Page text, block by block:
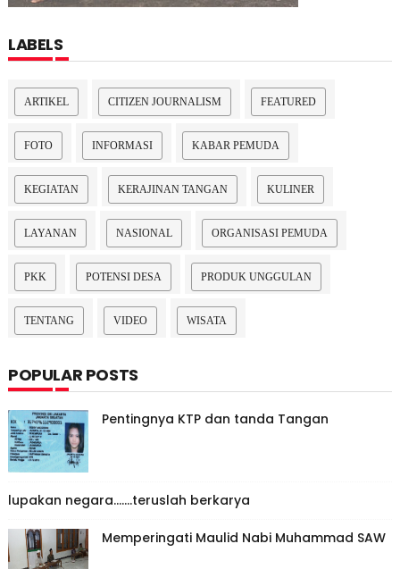
LABELS
ARTIKEL CITIZEN JOURNALISM FEATURED
FOTO INFORMASI KABAR PEMUDA
KEGIATAN KERAJINAN TANGAN KULINER
LAYANAN NASIONAL ORGANISASI PEMUDA
PKK POTENSI DESA PRODUK UNGGULAN
TENTANG VIDEO WISATA
POPULAR POSTS
Pentingnya KTP dan tanda Tangan
lupakan negara.......teruslah berkarya
Memperingati Maulid Nabi Muhammad SAW